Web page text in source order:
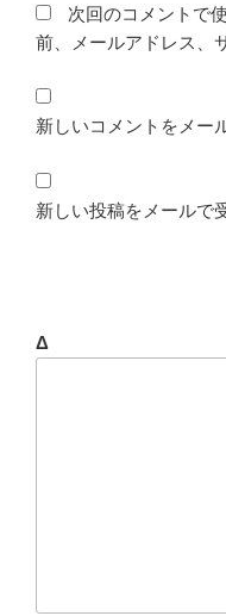
次回のコメントで
前、メールアドレス、
新しいコメントをメー
新しい投稿をメールで
Δ